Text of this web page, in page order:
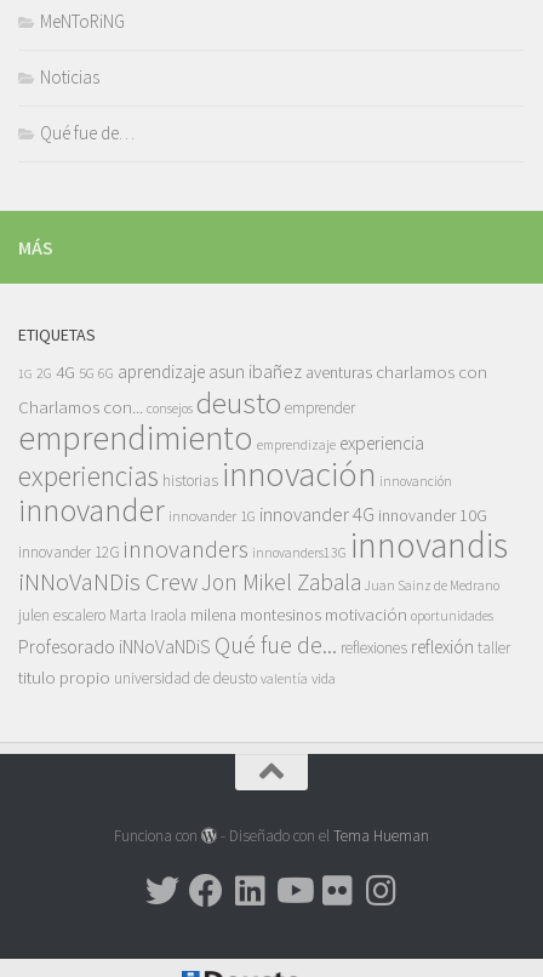
MeNToRiNG
Noticias
Qué fue de…
MÁS
ETIQUETAS
1G 2G 4G 5G 6G aprendizaje asun ibañez aventuras charlamos con
Charlamos con... consejos deusto emprender
emprendimiento emprendizaje experiencia
experiencias historias innovación innovanción
innovander innovander 1G innovander 4G innovander 10G
innovander 12G innovanders innovanders13G innovandis
iNNoVaNDis CrewJon Mikel Zabala Juan Sainz de Medrano
julen escalero Marta Iraola milena montesinos motivación oportunidades
Profesorado iNNoVaNDiS Qué fue de... reflexiones reflexión taller
titulo propio universidad de deusto valentía vida
Funciona con - Diseñado con elTema Hueman